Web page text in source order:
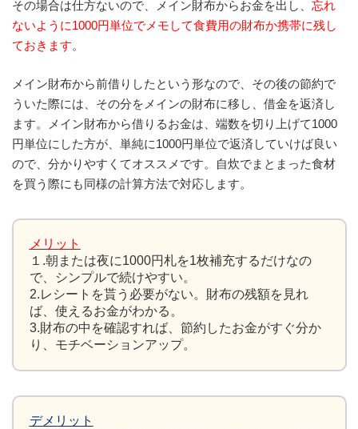
その場合は仕方ないので、メイン財布からお金を出し、 忘れ
ないように1000円単位でメモして食費用の財布か携帯に残し
ておきます。
メイン財布から前借りしたという形なので、その後の節約で
ういた際には、その分をメインの財布に移し、借金を返済し
ます。メイン財布から借りるお金は、端数を切り上げて1000
円単位にした方が、単純に1000円単位で返済していけば良い
ので、分かりやすくてオススメです。自炊でまとまった食材
を買う際にも同様の計算方法で対応します。
メリット
１.朝または夜に1000円札を1枚補充するだけなの
で、シンプルで続けやすい。
2.レシートを貰う必要がない。財布の残額を見れ
ば、使えるお金がわかる。
3.財布の中を確認すれば、節約したお金がすぐ分か
り、モチベーションアップ。
デメリット